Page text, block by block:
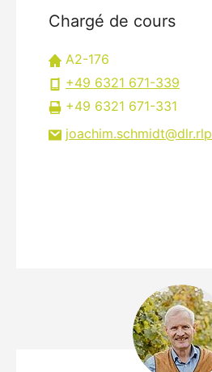
Chargé de cours
A2-176
+49 6321 671-339
+49 6321 671-331
joachim.schmidt
dlr.rlp